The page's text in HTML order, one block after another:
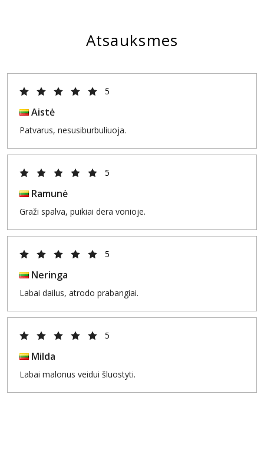
Atsauksmes
5
Aistė
Patvarus, nesusiburbuliuoja.
5
Ramunė
Graži spalva, puikiai dera vonioje.
5
Neringa
Labai dailus, atrodo prabangiai.
5
Milda
Labai malonus veidui šluostyti.